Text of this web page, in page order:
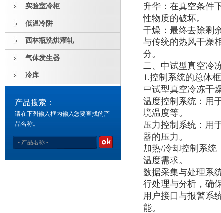
实验室冷柜
低温冷阱
西林瓶洗烘灌轧
气体发生器
冷库
产品搜索：
请在下列输入框内输入您要查找的产
品名称。
升华：在真空条件
性物质的破坏。
干燥：最终去除剩
与传统的热风干燥
分。
二、中试型真空冷
1.控制系统的总体
中试型真空冷冻干
温度控制系统：用
境温度等。
压力控制系统：用
器的压力。
加热/冷却控制系统
温度需求。
数据采集与处理系
行处理与分析，确
用户接口与报警系
能。